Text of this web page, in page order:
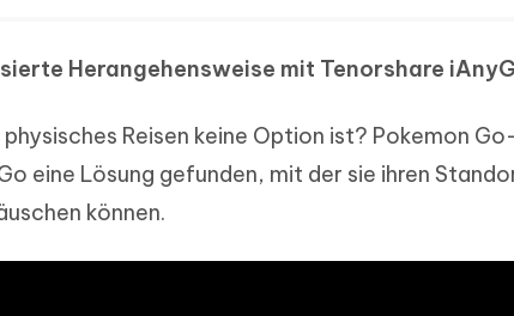
Herangehensweise mit Tenorshare
Reisen keine Option ist? Pokemon
eine Lösung gefunden, mit der sie ihren
können.